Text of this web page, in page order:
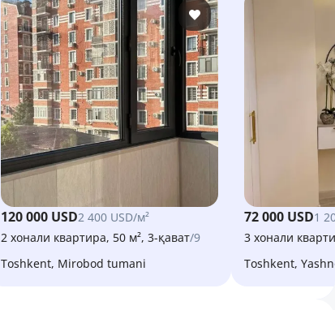
120 000 USD2 400 USD/м²
2 хонали квартира, 50 м², 3-қават/9
Toshkent, Mirobod tumani
72 000 USD1
3 хонали
Toshkent,